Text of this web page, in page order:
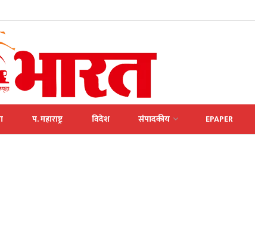
प. महाराष्ट्र विदेश संपादकीय EPAPER